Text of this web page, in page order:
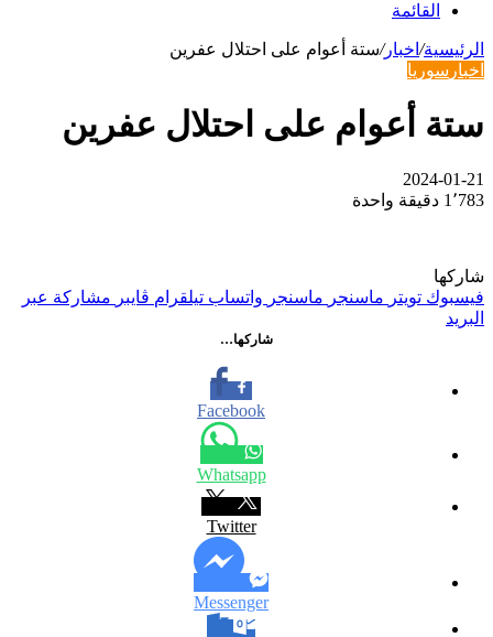
القائمة
الرئيسية/ اخبار/ستة أعوام على احتلال عفرين
اخبار سوريا
ستة أعوام على احتلال عفرين
2024-01-21
1٬783 دقيقة واحدة
شاركها
فيسبوك تويتر ماسنجر ماسنجر واتساب تيلقرام ڤايبر مشاركة عبر
البريد
شاركها…
Facebook
Whatsapp
Twitter
Messenger